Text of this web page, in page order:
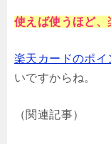
使えば使うほど、
楽天カードのポイ
いですからね。
（関連記事）